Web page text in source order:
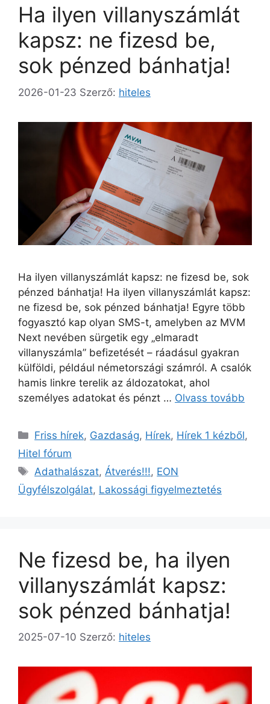
Ha ilyen villanyszámlát
kapsz: ne fizesd be,
sok pénzed bánhatja!
2026-01-23 Szerző: hiteles
Ha ilyen villanyszámlát kapsz: ne fizesd be, sok
pénzed bánhatja! Ha ilyen villanyszámlát kapsz:
ne fizesd be, sok pénzed bánhatja! Egyre több
fogyasztó kap olyan SMS-t, amelyben az MVM
Next nevében sürgetik egy „elmaradt
villanyszámla” befizetését – ráadásul gyakran
külföldi, például németországi számról. A csalók
hamis linkre terelik az áldozatokat, ahol
személyes adatokat és pénzt … Olvass tovább
Kategória
Friss hírek, Gazdaság, Hírek, Hírek 1 kézből,
Hitel fórum
Címkék
Adathalászat, Átverés!!!, EON
Ügyfélszolgálat, Lakossági figyelmeztetés
Ne fizesd be, ha ilyen
villanyszámlát kapsz:
sok pénzed bánhatja!
2025-07-10 Szerző: hiteles